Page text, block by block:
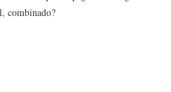
combinado?